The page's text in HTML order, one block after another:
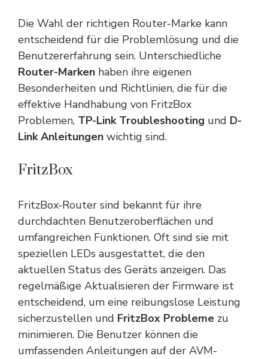
Die Wahl der richtigen Router-Marke kann
entscheidend für die Problemlösung und die
Benutzererfahrung sein. Unterschiedliche
Router-Marken haben ihre eigenen
Besonderheiten und Richtlinien, die für die
effektive Handhabung von FritzBox
Problemen, TP-Link Troubleshooting und D-
Link Anleitungen wichtig sind.
FritzBox
FritzBox-Router sind bekannt für ihre
durchdachten Benutzeroberflächen und
umfangreichen Funktionen. Oft sind sie mit
speziellen LEDs ausgestattet, die den
aktuellen Status des Geräts anzeigen. Das
regelmäßige Aktualisieren der Firmware ist
entscheidend, um eine reibungslose Leistung
sicherzustellen und FritzBox Probleme zu
minimieren. Die Benutzer können die
umfassenden Anleitungen auf der AVM-